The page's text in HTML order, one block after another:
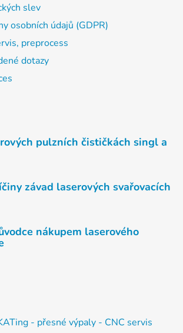
slev
osobních údajů (GDPR)
preprocess
dotazy
pulzních čističkách singl a
závad laserových svařovacích
nákupem laserového
- přesné výpaly - CNC servis